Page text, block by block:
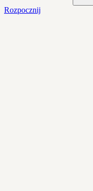
Rozpocznij